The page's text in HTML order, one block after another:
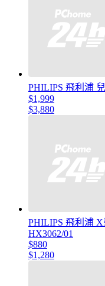
PHILIPS 飛利浦
$1,999
$3,880
PHILIPS 飛利浦
HX3062/01
$880
$1,280